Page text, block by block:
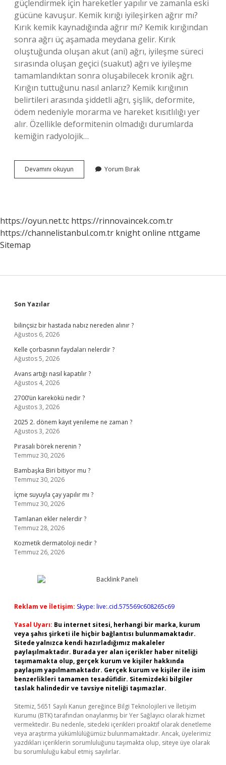
güçlendirmek için hareketler yapılır ve zamanla eski
gücüne kavuşur. Kemik kırığı iyileşirken ağrır mı?
Kırık kemik kaynadığında ağrır mı? Kemik kırığından
sonra ağrı üç aşamada meydana gelir. Kırık
oluştuğunda oluşan akut (ani) ağrı, iyileşme süreci
sırasında oluşan geçici (suakut) ağrı ve iyileşme
tamamlandıktan sonra oluşabilecek kronik ağrı.
Kırığın tuttuğunu nasıl anlarız? Kemik kırığının
belirtileri arasında şiddetli ağrı, şişlik, deformite,
ödem nedeniyle morarma ve hareket kısıtlılığı yer
alır. Özellikle deformitenin olmadığı durumlarda
kemiğin radyolojik…
Devamını okuyun
Kaynarken
Yorum Bırak
https://oyun.net.tc https://rinnovaincek.com.tr
https://channelistanbul.com.tr knight online nttgame
Sitemap
Sidebar
Son Yazılar
bilinçsiz bir hastada nabız nereden alınır ?
Ağustos 6, 2026
Kelle çorbasının faydaları nelerdir ?
Ağustos 5, 2026
Avans artığı nasıl kapatılır ?
Ağustos 4, 2026
2700’ün karekökü nedir ?
Ağustos 3, 2026
2025 2. dönem kayıt yenileme ne zaman ?
Ağustos 3, 2026
Pırasalı börek nerenin ?
Temmuz 30, 2026
Bambaşka Biri bitiyor mu ?
Temmuz 30, 2026
İçme suyuyla çay yapılır mı ?
Temmuz 30, 2026
Tamlanan ekler nelerdir ?
Temmuz 28, 2026
Kozmetik dermatoloji nedir ?
Temmuz 26, 2026
Reklam ve İletişim: Skype: live:.cid.575569c608265c69
Yasal Uyarı: Bu internet sitesi, herhangi bir marka, kurum
veya şahıs şirketi ile hiçbir bağlantısı bulunmamaktadır.
Sitede yalnızca kendi hazırladığımız makaleler
paylaşılmaktadır. Burada yer alan içerikler haber niteliği
taşımamakta olup, gerçek kurum ve kişiler hakkında
paylaşım yapılmamaktadır. Gerçek kurum ve kişiler ile isim
benzerlikleri tamamen tesadüfidir. Sitemizdeki bilgiler
taslak halindedir ve tavsiye niteliği taşımazlar.
Sitemiz, 5651 Sayılı Kanun gereğince Bilgi Teknolojileri ve İletişim
Kurumu (BTK) tarafından onaylanmış bir Yer Sağlayıcı olarak hizmet
vermektedir. Bu nedenle, sitedeki içerikleri proaktif olarak denetleme
veya araştırma yükümlülüğümüz bulunmamaktadır. Ancak, üyelerimiz
yazdıkları içeriklerin sorumluluğunu taşımakta olup, siteye üye olarak
bu sorumluluğu kabul etmiş sayılırlar.